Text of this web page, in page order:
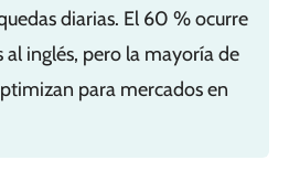
diarias. El 60 % ocurre
inglés, pero la mayoría de
para mercados en